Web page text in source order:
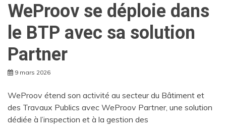
WeProov se déploie dans
le BTP avec sa solution
Partner
9 mars 2026
WeProov étend son activité au secteur du Bâtiment et
des Travaux Publics avec WeProov Partner, une solution
dédiée à l’inspection et à la gestion des